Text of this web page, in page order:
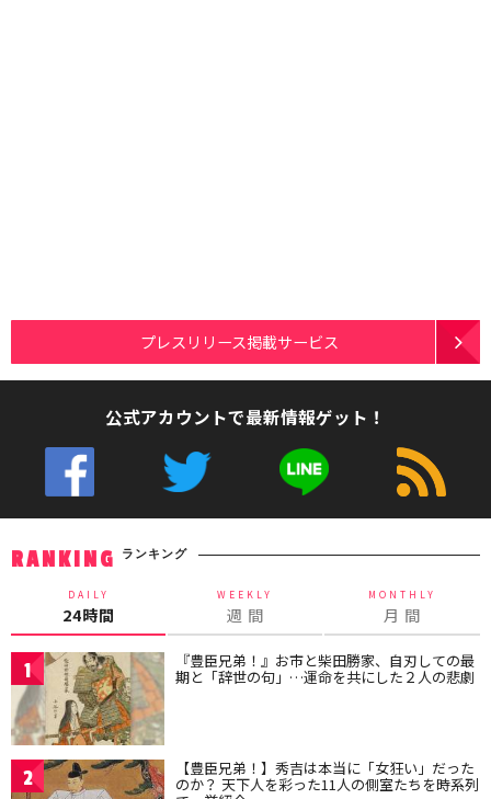
プレスリリース掲載サービス
公式アカウントで最新情報ゲット！
RANKING ランキング
DAILY
24時間
WEEKLY
週 間
MONTHLY
月 間
1 『豊臣兄弟！』お市と柴田勝家、自刃しての最
期と「辞世の句」…運命を共にした２人の悲劇
2 【豊臣兄弟！】秀吉は本当に「女狂い」だった
のか？ 天下人を彩った11人の側室たちを時系列